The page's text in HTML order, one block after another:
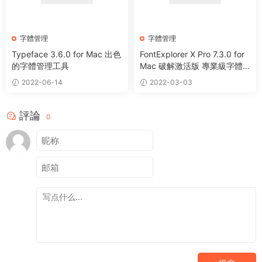
字體管理
Typeface 3.6.0 for Mac 出色
的字體管理工具
2022-06-14
字體管理
FontExplorer X Pro 7.3.0 for
Mac 破解激活版 專業級字體
管理工具
2022-03-03
評論 0